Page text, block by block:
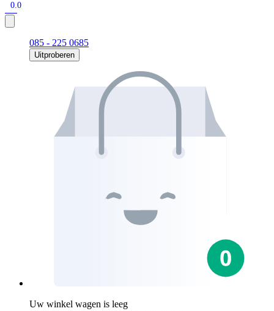
0.0
085 - 225 0685
Uitproberen
Uw winkel wagen is leeg